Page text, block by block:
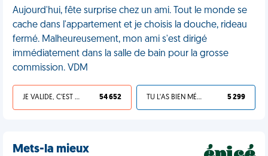
Aujourd'hui, fête surprise chez un ami. Tout le monde se
cache dans l'appartement et je choisis la douche, rideau
fermé. Malheureusement, mon ami s'est dirigé
immédiatement dans la salle de bain pour la grosse
commission. VDM
JE VALIDE, C'EST UNE VDM 54 652 TU L'AS BIEN MÉRITÉ 5 299
Mets-la mieux